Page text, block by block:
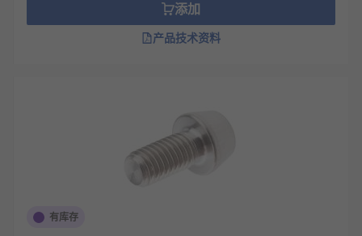
添加
产品技术资料
有库存